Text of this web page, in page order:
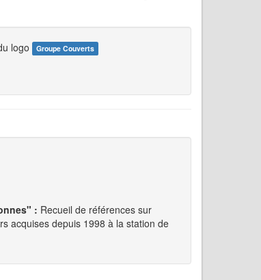
logo Groupe Couverts
: Recueil de références sur
acquises depuis 1998 à la station de